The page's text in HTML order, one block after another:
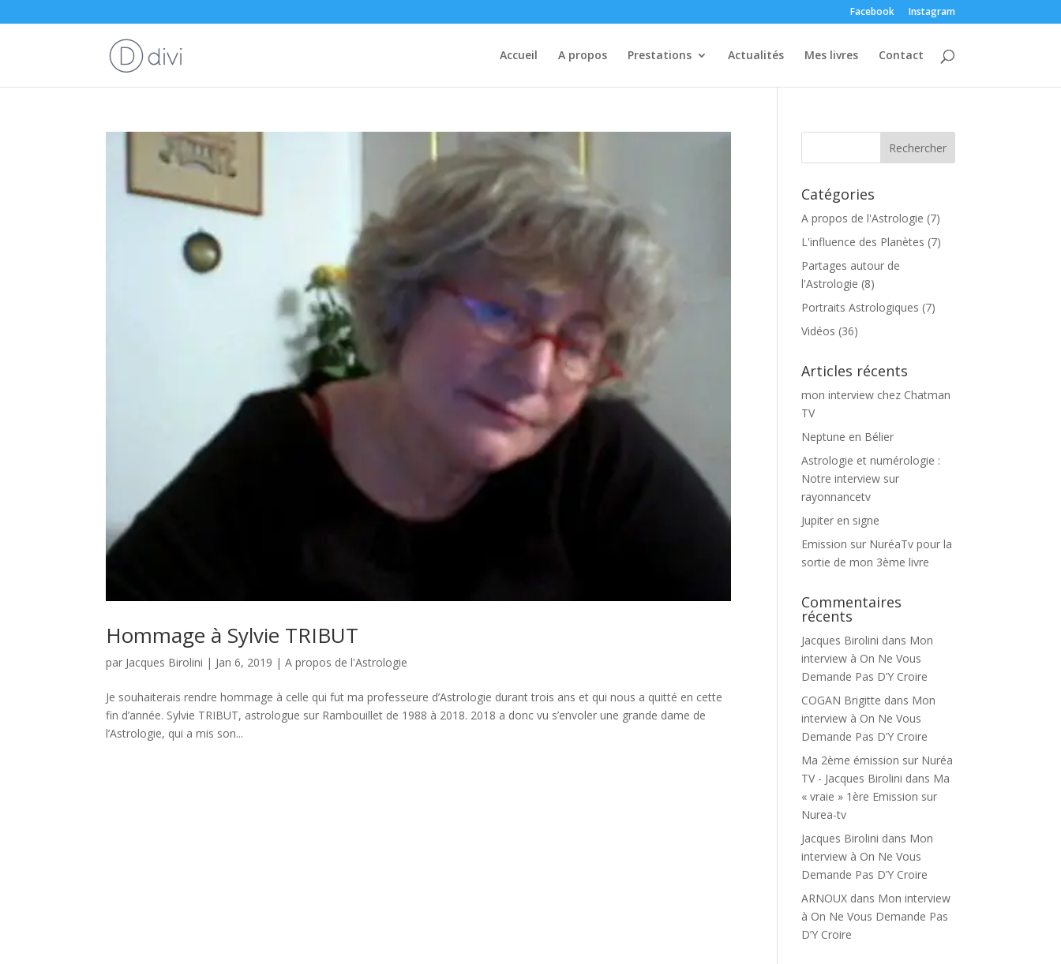
Facebook Instagram
Accueil A propos Prestations Actualités Mes livres Contact
Hommage à Sylvie TRIBUT
par Jacques Birolini | Jan 6, 2019 |A propos de l'Astrologie
Je souhaiterais rendre hommage à celle qui fut ma professeure d’Astrologie durant trois ans et qui nous a quitté en cette
fin d’année. Sylvie TRIBUT, astrologue sur Rambouillet de 1988 à 2018. 2018 a donc vu s’envoler une grande dame de
l’Astrologie, qui a mis son...
Catégories
A propos de l'Astrologie (7)
L'influence des Planètes (7)
Partages autour de
l'Astrologie (8)
Portraits Astrologiques (7)
Vidéos (36)
Articles récents
mon interview chez Chatman
TV
Neptune en Bélier
Astrologie et numérologie :
Notre interview sur
rayonnancetv
Jupiter en signe
Emission sur NuréaTv pour la
sortie de mon 3ème livre
Commentaires
récents
Jacques Birolini dans Mon
interview à On Ne Vous
Demande Pas D’Y Croire
COGAN Brigitte dans Mon
interview à On Ne Vous
Demande Pas D’Y Croire
Ma 2ème émission sur Nuréa
TV - Jacques Birolini dans Ma
« vraie » 1ère Emission sur
Nurea-tv
Jacques Birolini dans Mon
interview à On Ne Vous
Demande Pas D’Y Croire
ARNOUX dans Mon interview
à On Ne Vous Demande Pas
D’Y Croire